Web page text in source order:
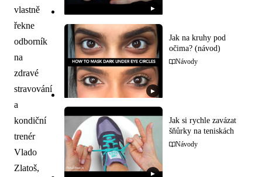
vlastně
řekne
odborník
na
zdravé
stravování
a
kondiční
trenér
Vlado
Zlatoš,
▶
▶
Jak na kruhy pod
očima? (návod)
Návody
▶
Jak si rychle zavázat
šňůrky na teniskách
Návody